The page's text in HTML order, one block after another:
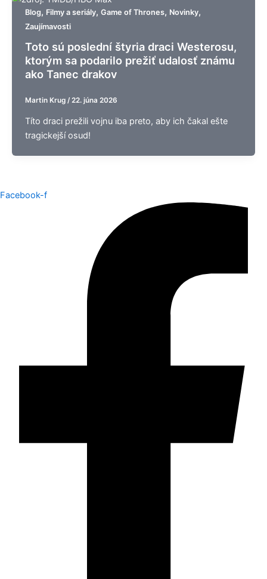
Blog, Filmy a seriály, Game of Thrones, Novinky,
Zaujímavosti
Toto sú poslední štyria draci Westerosu,
ktorým sa podarilo prežiť udalosť známu
ako Tanec drakov
Martin Krug / 22. júna 2026
Títo draci prežili vojnu iba preto, aby ich čakal ešte
tragickejší osud!
Facebook-f